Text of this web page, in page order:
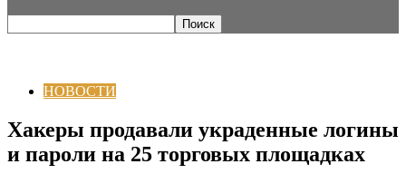
НОВОСТИ
Хакеры продавали украденные логины
и пароли на 25 торговых площадках